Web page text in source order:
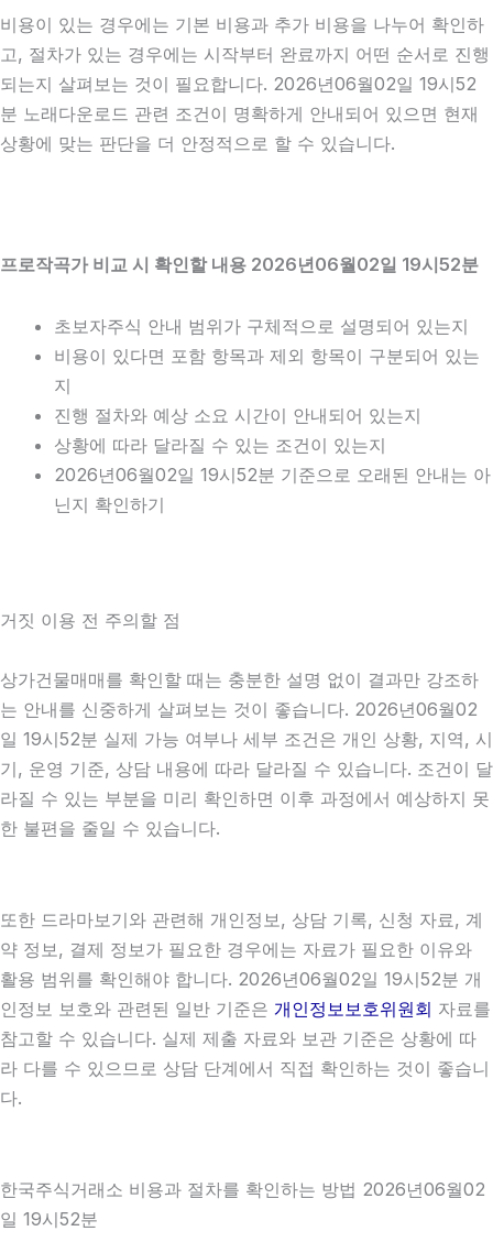
비용이 있는 경우에는 기본 비용과 추가 비용을 나누어 확인하
고, 절차가 있는 경우에는 시작부터 완료까지 어떤 순서로 진행
되는지 살펴보는 것이 필요합니다. 2026년06월02일 19시52
분 노래다운로드 관련 조건이 명확하게 안내되어 있으면 현재
상황에 맞는 판단을 더 안정적으로 할 수 있습니다.
프로작곡가 비교 시 확인할 내용 2026년06월02일 19시52분
초보자주식 안내 범위가 구체적으로 설명되어 있는지
비용이 있다면 포함 항목과 제외 항목이 구분되어 있는
지
진행 절차와 예상 소요 시간이 안내되어 있는지
상황에 따라 달라질 수 있는 조건이 있는지
2026년06월02일 19시52분 기준으로 오래된 안내는 아
닌지 확인하기
거짓 이용 전 주의할 점
상가건물매매를 확인할 때는 충분한 설명 없이 결과만 강조하
는 안내를 신중하게 살펴보는 것이 좋습니다. 2026년06월02
일 19시52분 실제 가능 여부나 세부 조건은 개인 상황, 지역, 시
기, 운영 기준, 상담 내용에 따라 달라질 수 있습니다. 조건이 달
라질 수 있는 부분을 미리 확인하면 이후 과정에서 예상하지 못
한 불편을 줄일 수 있습니다.
또한 드라마보기와 관련해 개인정보, 상담 기록, 신청 자료, 계
약 정보, 결제 정보가 필요한 경우에는 자료가 필요한 이유와
활용 범위를 확인해야 합니다. 2026년06월02일 19시52분 개
인정보 보호와 관련된 일반 기준은 개인정보보호위원회 자료를
참고할 수 있습니다. 실제 제출 자료와 보관 기준은 상황에 따
라 다를 수 있으므로 상담 단계에서 직접 확인하는 것이 좋습니
다.
한국주식거래소 비용과 절차를 확인하는 방법 2026년06월02
일 19시52분